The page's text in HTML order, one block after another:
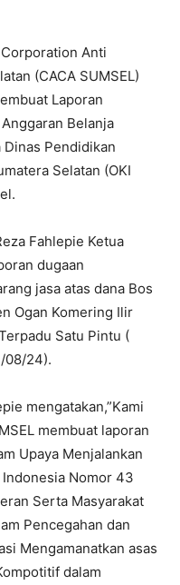
Anti
(CACA SUMSEL)
Laporan
Belanja
Dinas Pendidikan
Selatan (OKI
Fahlepie Ketua
dugaan
jasa atas dana Bos
Ogan Komering Ilir
Satu Pintu (
08/24).
mengatakan,”Kami
membuat laporan
Upaya Menjalankan
Nomor 43
Serta Masyarakat
Pencegahan dan
Mengamanatkan asas
dalam